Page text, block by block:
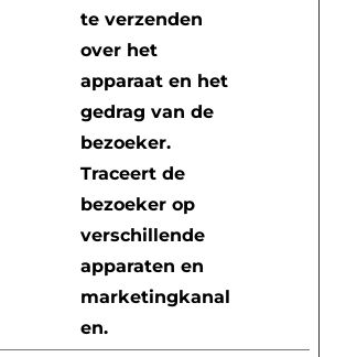
te verzenden
over het
apparaat en het
gedrag van de
bezoeker.
Traceert de
bezoeker op
verschillende
apparaten en
marketingkanal
en.